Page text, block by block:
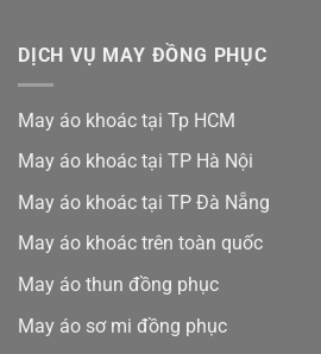
DỊCH VỤ MAY ĐỒNG PHỤC
May áo khoác tại Tp HCM
May áo khoác tại TP Hà Nội
May áo khoác tại TP Đà Nẵng
May áo khoác trên toàn quốc
May áo thun đồng phục
May áo sơ mi đồng phục